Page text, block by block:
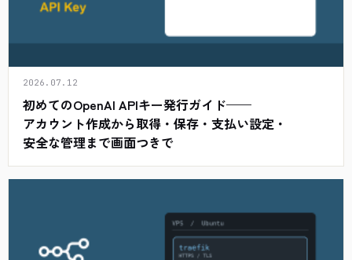
2026.07.12
初めてのOpenAI APIキー発行ガイド——
アカウント作成から取得・保存・支払い設定・
安全な管理まで画面つきで